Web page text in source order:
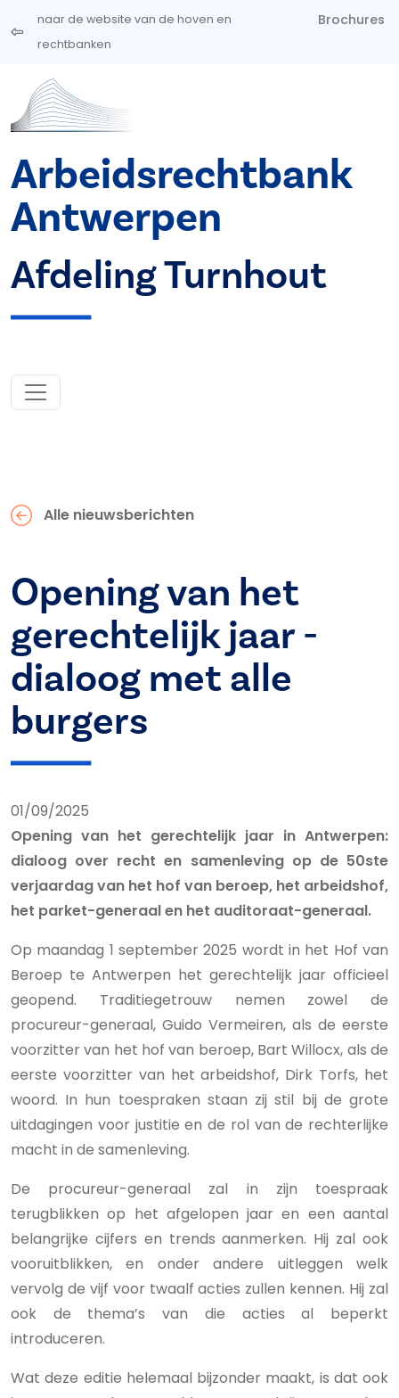
Overslaan en naar de inhoud gaan
naar de website van de hoven en
rechtbanken
Brochures
Arbeidsrechtbank
Antwerpen
Afdeling Turnhout
Alle nieuwsberichten
Opening van het
gerechtelijk jaar -
dialoog met alle
burgers
01/09/2025
Opening van het gerechtelijk jaar in Antwerpen:
dialoog over recht en samenleving op de 50ste
verjaardag van het hof van beroep, het arbeidshof,
het parket-generaal en het auditoraat-generaal.
Op maandag 1 september 2025 wordt in het Hof van
Beroep te Antwerpen het gerechtelijk jaar officieel
geopend. Traditiegetrouw nemen zowel de
procureur-generaal, Guido Vermeiren, als de eerste
voorzitter van het hof van beroep, Bart Willocx, als de
eerste voorzitter van het arbeidshof, Dirk Torfs, het
woord. In hun toespraken staan zij stil bij de grote
uitdagingen voor justitie en de rol van de rechterlijke
macht in de samenleving.
De procureur-generaal zal in zijn toespraak
terugblikken op het afgelopen jaar en een aantal
belangrijke cijfers en trends aanmerken. Hij zal ook
vooruitblikken, en onder andere uitleggen welk
vervolg de vijf voor twaalf acties zullen kennen. Hij zal
ook de thema’s van die acties al beperkt
introduceren.
Wat deze editie helemaal bijzonder maakt, is dat ook